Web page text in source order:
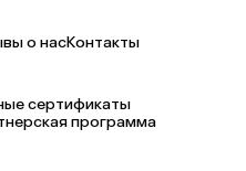
о насКонтакты
сертификаты
программа